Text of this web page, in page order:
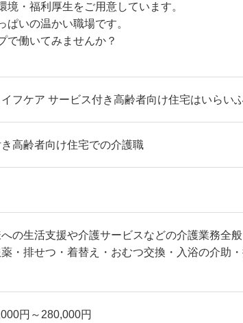
・福利厚生をご用意しています。
いの温かい職場です。
で働いてみませんか？
フケア サービス付き高齢者向け住宅はいらい
高齢者向け住宅での介護職
の生活支援や介護サービスなどの介護業務全般
薬・排せつ・着替え・おむつ交換・入浴の介助
円～280,000円